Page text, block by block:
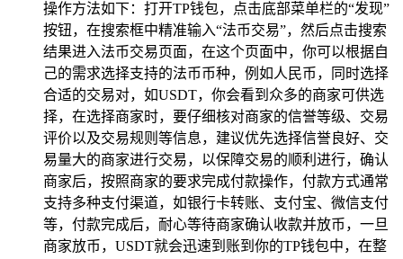
操作方法如下：打开TP钱包，点击底部菜单栏的“发现”
按钮，在搜索框中精准输入“法币交易”，然后点击搜索
结果进入法币交易页面，在这个页面中，你可以根据自
己的需求选择支持的法币币种，例如人民币，同时选择
合适的交易对，如USDT，你会看到众多的商家可供选
择，在选择商家时，要仔细核对商家的信誉等级、交易
评价以及交易规则等信息，建议优先选择信誉良好、交
易量大的商家进行交易，以保障交易的顺利进行，确认
商家后，按照商家的要求完成付款操作，付款方式通常
支持多种支付渠道，如银行卡转账、支付宝、微信支付
等，付款完成后，耐心等待商家确认收款并放币，一旦
商家放币，USDT就会迅速到账到你的TP钱包中，在整